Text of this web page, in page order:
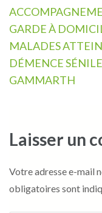
Navigation
de
l’article
GARDE À
MALADES
DÉMENCE
GAMMARTH
Laisser un
Votre adresse e-mail
obligatoires sont